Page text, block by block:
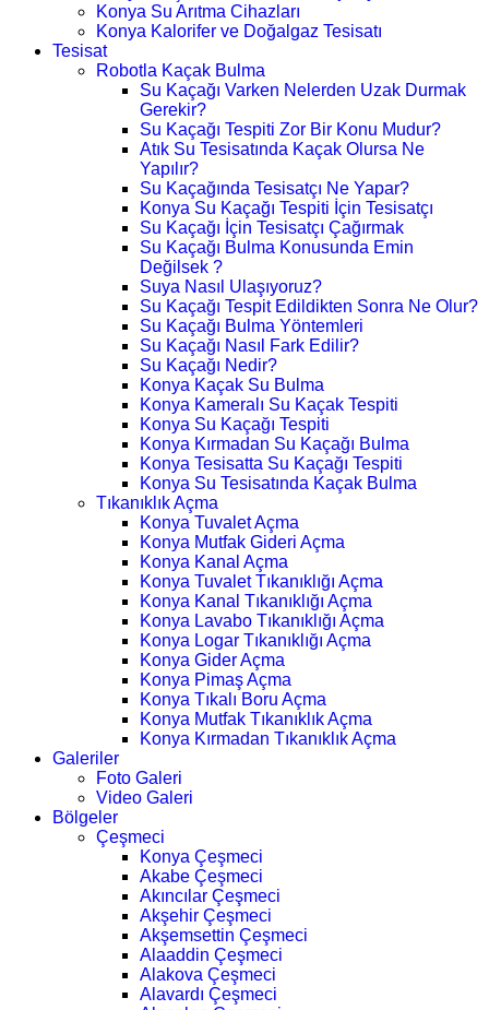
Konya Su Arıtma Cihazları
Konya Kalorifer ve Doğalgaz Tesisatı
Tesisat
Robotla Kaçak Bulma
Su Kaçağı Varken Nelerden Uzak Durmak
Gerekir?
Su Kaçağı Tespiti Zor Bir Konu Mudur?
Atık Su Tesisatında Kaçak Olursa Ne
Yapılır?
Su Kaçağında Tesisatçı Ne Yapar?
Konya Su Kaçağı Tespiti İçin Tesisatçı
Su Kaçağı İçin Tesisatçı Çağırmak
Su Kaçağı Bulma Konusunda Emin
Değilsek ?
Suya Nasıl Ulaşıyoruz?
Su Kaçağı Tespit Edildikten Sonra Ne Olur?
Su Kaçağı Bulma Yöntemleri
Su Kaçağı Nasıl Fark Edilir?
Su Kaçağı Nedir?
Konya Kaçak Su Bulma
Konya Kameralı Su Kaçak Tespiti
Konya Su Kaçağı Tespiti
Konya Kırmadan Su Kaçağı Bulma
Konya Tesisatta Su Kaçağı Tespiti
Konya Su Tesisatında Kaçak Bulma
Tıkanıklık Açma
Konya Tuvalet Açma
Konya Mutfak Gideri Açma
Konya Kanal Açma
Konya Tuvalet Tıkanıklığı Açma
Konya Kanal Tıkanıklığı Açma
Konya Lavabo Tıkanıklığı Açma
Konya Logar Tıkanıklığı Açma
Konya Gider Açma
Konya Pimaş Açma
Konya Tıkalı Boru Açma
Konya Mutfak Tıkanıklık Açma
Konya Kırmadan Tıkanıklık Açma
Galeriler
Foto Galeri
Video Galeri
Bölgeler
Çeşmeci
Konya Çeşmeci
Akabe Çeşmeci
Akıncılar Çeşmeci
Akşehir Çeşmeci
Akşemsettin Çeşmeci
Alaaddin Çeşmeci
Alakova Çeşmeci
Alavardı Çeşmeci